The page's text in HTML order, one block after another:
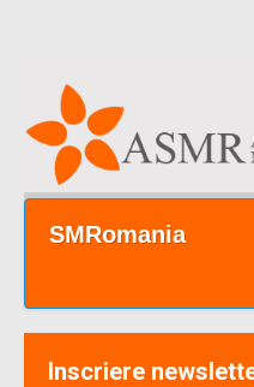
Sari la
navigare
Secţiuni
SMRomania
Inscriere